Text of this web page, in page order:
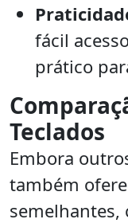
fácil
prático
Teclados
Embora
também
semelhantes,